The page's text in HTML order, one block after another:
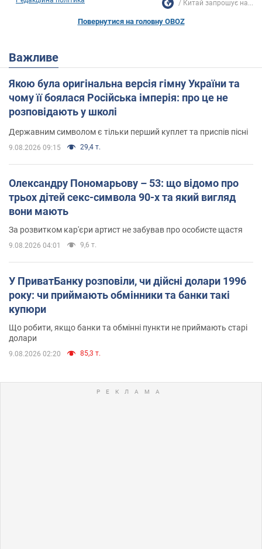
Китай запрошує на...
Повернутися на головну OBOZ
Важливе
Якою була оригінальна версія гімну України та
чому її боялася Російська імперія: про це не
розповідають у школі
Державним символом є тільки перший куплет та приспів пісні
9.08.2026 09:15 29,4 т.
Олександру Пономарьову – 53: що відомо про
трьох дітей секс-символа 90-х та який вигляд
вони мають
За розвитком кар'єри артист не забував про особисте щастя
9.08.2026 04:01 9,6 т.
У ПриватБанку розповіли, чи дійсні долари 1996
року: чи приймають обмінники та банки такі
купюри
Що робити, якщо банки та обмінні пункти не приймають старі
долари
9.08.2026 02:20 85,3 т.